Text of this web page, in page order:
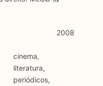
foi possível ter acesso
se encontram
Trata-se de
dado que é
combinadas ambas
2008
cinema,
literatura,
periódicos,